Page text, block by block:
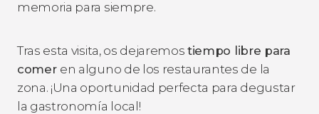
memoria para siempre.
Tras esta visita, os dejaremostiempo libre para
comer en alguno de los restaurantes de la
zona. ¡Una oportunidad perfecta para degustar
la gastronomía local!